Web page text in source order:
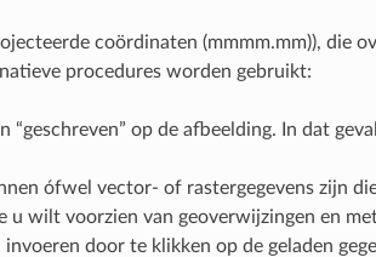
coördinaten (mmmm.mm)), die
procedures worden gebruikt:
op de afbeelding. In dat
ófwel vector- of rastergegevens zijn
wilt voorzien van geoverwijzingen en
door te klikken op de geladen